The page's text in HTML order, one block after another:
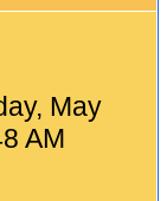
May
AM